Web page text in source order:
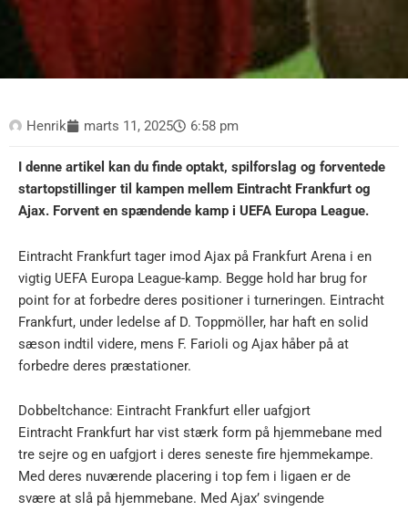
Henrik marts 11, 2025 6:58 pm
I denne artikel kan du finde optakt, spilforslag og forventede
startopstillinger til kampen mellem Eintracht Frankfurt og
Ajax. Forvent en spændende kamp i UEFA Europa League.
Eintracht Frankfurt tager imod Ajax på Frankfurt Arena i en
vigtig UEFA Europa League-kamp. Begge hold har brug for
point for at forbedre deres positioner i turneringen. Eintracht
Frankfurt, under ledelse af D. Toppmöller, har haft en solid
sæson indtil videre, mens F. Farioli og Ajax håber på at
forbedre deres præstationer.
Dobbeltchance: Eintracht Frankfurt eller uafgjort
Eintracht Frankfurt har vist stærk form på hjemmebane med
tre sejre og en uafgjort i deres seneste fire hjemmekampe.
Med deres nuværende placering i top fem i ligaen er de
svære at slå på hjemmebane. Med Ajax’ svingende